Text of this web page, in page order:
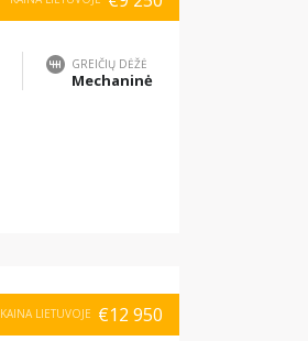
GREIČIŲ DĖŽĖ
Mechaninė
KAINA LIETUVOJE €12 950